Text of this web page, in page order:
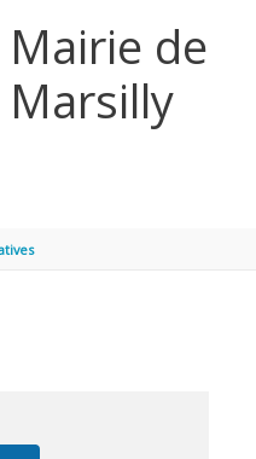
Mairie de
Marsilly